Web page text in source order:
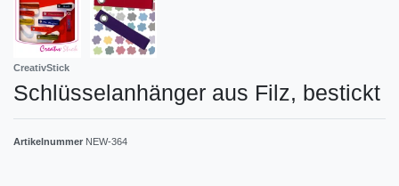
CreativStick
Schlüsselanhänger aus Filz, bestickt
Artikelnummer NEW-364